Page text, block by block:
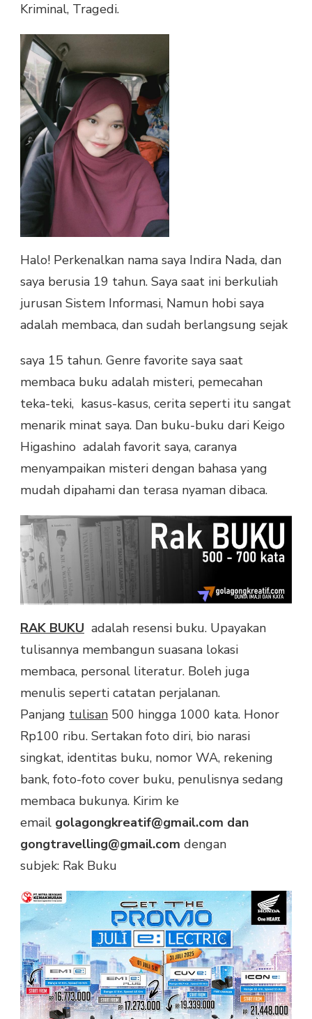
Kriminal, Tragedi.
Halo! Perkenalkan nama saya Indira Nada, dan
saya berusia 19 tahun. Saya saat ini berkuliah
jurusan Sistem Informasi, Namun hobi saya
adalah membaca, dan sudah berlangsung sejak
saya 15 tahun. Genre favorite saya saat
membaca buku adalah misteri, pemecahan
teka-teki, kasus-kasus, cerita seperti itu sangat
menarik minat saya. Dan buku-buku dari Keigo
Higashino adalah favorit saya, caranya
menyampaikan misteri dengan bahasa yang
mudah dipahami dan terasa nyaman dibaca.
RAK BUKU adalah resensi buku. Upayakan
tulisannya membangun suasana lokasi
membaca, personal literatur. Boleh juga
menulis seperti catatan perjalanan.
Panjang tulisan 500 hingga 1000 kata. Honor
Rp100 ribu. Sertakan foto diri, bio narasi
singkat, identitas buku, nomor WA, rekening
bank, foto-foto cover buku, penulisnya sedang
membaca bukunya. Kirim ke
email golagongkreatif@gmail.com dan
gongtravelling@gmail.com dengan
subjek: Rak Buku